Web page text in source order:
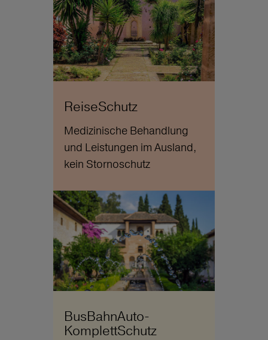
ReiseSchutz
Medizinische Behandlung
und Leistungen im Ausland,
kein Stornoschutz
BusBahnAuto-
KomplettSchutz